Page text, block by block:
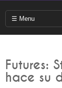
Futures:
hace su